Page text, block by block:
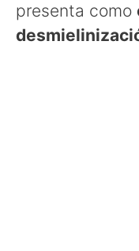
presenta como